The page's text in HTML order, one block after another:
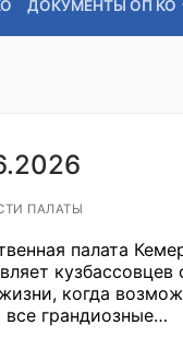
ДОКУМЕНТЫ ОП КО
ПАЛАТЫ
палата
когда
все грандиозные…